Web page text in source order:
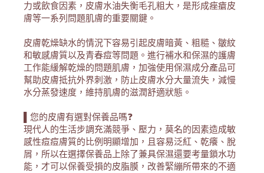
力或飲食因素，皮膚水油失衡毛孔粗大，是形成痤瘡皮
膚等一系列問題肌膚的重要關鍵。
皮膚乾燥缺水的情況下容易引起皮膚暗黃、粗糙、皺紋
和敏感膚質以及青春痘等問題。進行補水和保濕的護膚
工作能緩解乾燥的問題肌膚，加強使用保濕成分產品可
幫助皮膚抵抗外界刺激，防止皮膚水分大量流失，減慢
水分蒸發速度，維持肌膚的滋潤舒適狀態。
▌您的皮膚有選對保養品嗎❓
現代人的生活步調充滿競爭、壓力，莫名的因素造成敏
感性痘痘膚質的比例明顯增加，且容易泛紅、乾癢、脫
屑，所以在選擇保養品上除了兼具保濕還要考量鎖水功
能，才可以保養受損的皮脂膜，改善緊繃所帶來的不適